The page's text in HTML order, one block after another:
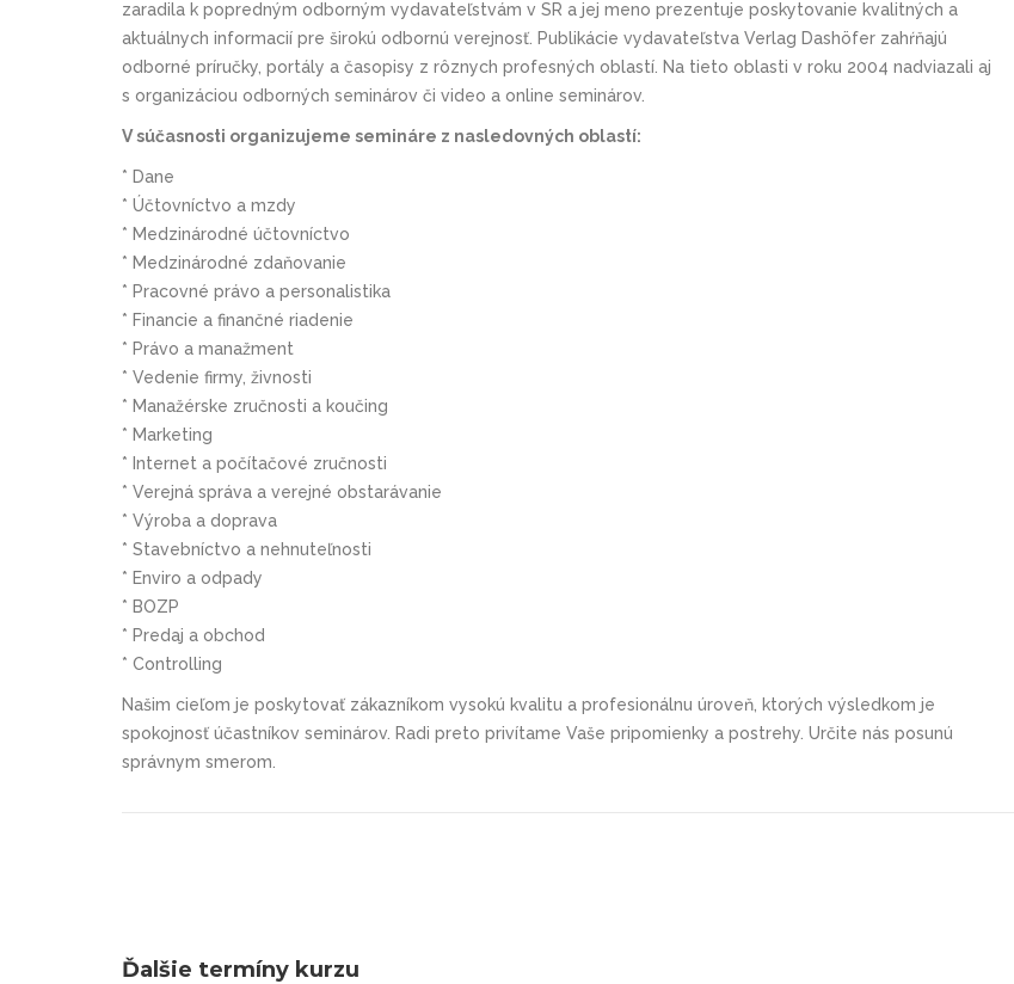
zaradila k popredným odborným vydavateľstvám v SR a jej meno prezentuje poskytovanie kvalitných a
aktuálnych informacií pre širokú odbornú verejnosť. Publikácie vydavateľstva Verlag Dashöfer zahŕňajú
odborné príručky, portály a časopisy z rôznych profesných oblastí. Na tieto oblasti v roku 2004 nadviazali aj
s organizáciou odborných seminárov či video a online seminárov.
V súčasnosti organizujeme semináre z nasledovných oblastí:
* Dane
* Účtovníctvo a mzdy
* Medzinárodné účtovníctvo
* Medzinárodné zdaňovanie
* Pracovné právo a personalistika
* Financie a finančné riadenie
* Právo a manažment
* Vedenie firmy, živnosti
* Manažérske zručnosti a koučing
* Marketing
* Internet a počítačové zručnosti
* Verejná správa a verejné obstarávanie
* Výroba a doprava
* Stavebníctvo a nehnuteľnosti
* Enviro a odpady
* BOZP
* Predaj a obchod
* Controlling
Našim cieľom je poskytovať zákazníkom vysokú kvalitu a profesionálnu úroveň, ktorých výsledkom je
spokojnosť účastníkov seminárov. Radi preto privítame Vaše pripomienky a postrehy. Určite nás posunú
správnym smerom.
Ďalšie termíny kurzu